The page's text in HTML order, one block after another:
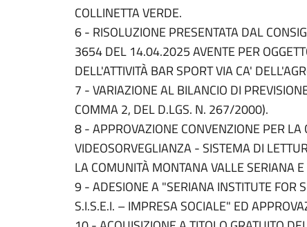
COLLINETTA VERDE.
6 - RISOLUZIONE PRESENTATA DAL
3654 DEL 14.04.2025 AVENTE PER
DELL'ATTIVITÀ BAR SPORT VIA CA'
7 - VARIAZIONE AL BILANCIO DI
COMMA 2, DEL D.LGS. N. 267/2000).
8 - APPROVAZIONE CONVENZIONE PER LA
VIDEOSORVEGLIANZA - SISTEMA DI
LA COMUNITÀ MONTANA VALLE SERIANA
9 - ADESIONE A "SERIANA INSTITUTE FOR
S.I.S.E.I. – IMPRESA SOCIALE" ED